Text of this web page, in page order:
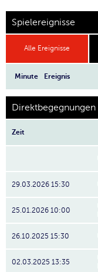
Spielereignisse
Alle Ereignisse
Minute Ereignis
Direktbegegnungen
Zeit
29.03.2026 15:30
25.01.2026 10:00
26.10.2025 15:30
02.03.2025 13:35